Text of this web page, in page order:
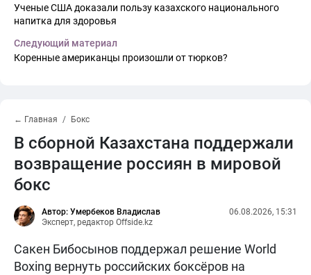
Ученые США доказали пользу казахского национального
напитка для здоровья
Следующий материал
Коренные американцы произошли от тюрков?
← Главная Бокс
В сборной Казахстана поддержали
возвращение россиян в мировой
бокс
Автор: Умербеков Владислав
Эксперт, редактор Offside.kz
06.08.2026, 15:31
Сакен Бибосынов поддержал решение World
Boxing вернуть российских боксёров на